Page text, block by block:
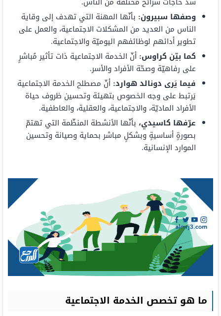
وصفها سبيرون: بأنّها المهنة التي تهدف إلى وقاية
الناس من العديد من المشكلات الاجتماعية، والعمل على
تطوير أدائهم لوظائفهم اليوميّة والاجتماعية.
كما بيّن كراوس: أنّ الخدمة الاجتماعية ذات تأثير مُباشرٍ
على رفاهيّة وصحّة الأفراد والأسر.
فيما يَرى دونالدهوارد: أنّ مصطلح الخدمة الاجتماعية
يَرتبط على وجه الخصوص بتهيئة وتحسين ظروف حياة
الأفراد الماديّة، والاجتماعية، والعقلية، والعاطفية.
عرّفها كاسيدي، بأنّها الأنشطة المنظّمة التي تهتمّ
بصورةٍ أساسيةٍ وبشكلٍ مباشر بحماية وصيانة وتحسين
الموارد الإنسانية.
ما هو تخصص الخدمة الاجتماعية